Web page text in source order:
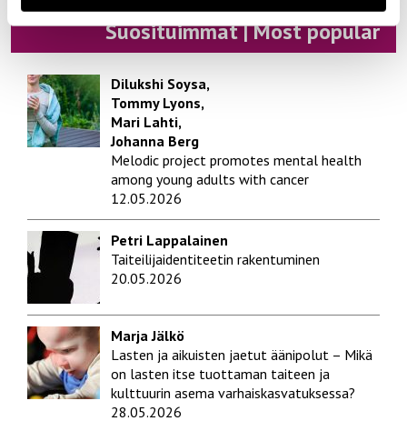
Suosituimmat | Most popular
Dilukshi Soysa,
Tommy Lyons,
Mari Lahti,
Johanna Berg
Melodic project promotes mental health
among young adults with cancer
12.05.2026
Petri Lappalainen
Taiteilijaidentiteetin rakentuminen
20.05.2026
Marja Jälkö
Lasten ja aikuisten jaetut äänipolut – Mikä
on lasten itse tuottaman taiteen ja
kulttuurin asema varhaiskasvatuksessa?
28.05.2026